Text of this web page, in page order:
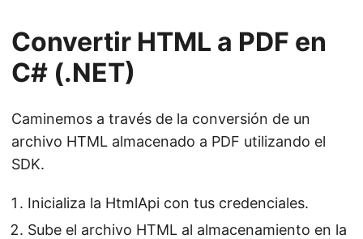
Convertir HTML a PDF en
C# (.NET)
Caminemos a través de la conversión de un
archivo HTML almacenado a PDF utilizando el
SDK.
Inicializa la HtmlApi con tus credenciales.
Sube el archivo HTML al almacenamiento en la